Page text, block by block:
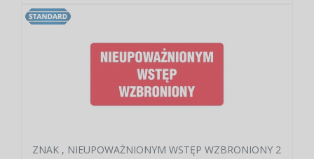
ZNAK , NIEUPOWAŻNIONYM WSTĘP WZBRONIONY 2